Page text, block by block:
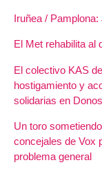
Iruñea /
El Met rehabilita al
El colectivo KAS
hostigamiento y
solidarias en
Un toro
concejales de Vox
problema general